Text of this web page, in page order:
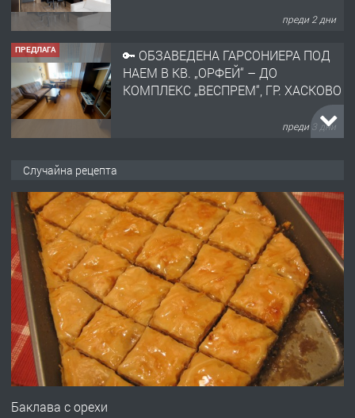
КОМПЛЕКС „ВЕСПРЕМ“, ГР. ХАСКОВО
преди 3 дни
ПРЕДЛАГА
НАПЪЛНО ОБЗАВЕДЕН И
ОБОРУДВАН ТРИСТАЕН
АПАРТАМЕНТ В ЦЕНТЪРА НА ГР.
Давам гараж под наем
преди 4 дни
ПРЕДЛАГА
№4120 Магазин/Офис под наем в кв.
Любен Каравелов, Хасково-близо до
градската градина!
преди 5 дни
ПРЕДЛАГА
Случайна рецепта
Баклава с орехи